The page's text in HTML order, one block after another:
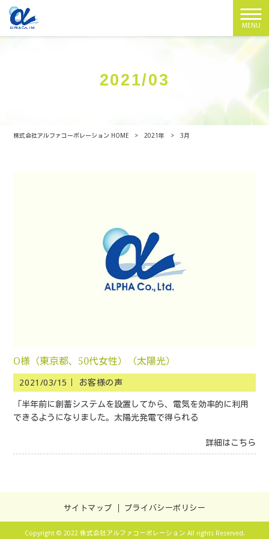
MENU
2021/03
株式会社アルファコーポレーション HOME > 2021年 > 3月
O様（東京都、50代女性）（太陽光）
2021/03/15｜ お客様の声
「半年前に創蓄システムを設置してから、電気を効率的に利用
できるようになりました。太陽光発電で得られる
詳細はこちら
サイトマップ プライバシーポリシー
Copyright © 2022 株式会社アルファコーポレーション All rights Reserved.